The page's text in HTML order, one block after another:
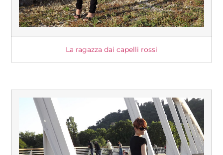
La ragazza dai capelli rossi